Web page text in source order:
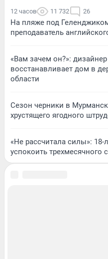
12 часов 11 732 26
На пляже под
преподаватель
«Вам зачем он?»:
восстанавливает дом в
области
Сезон черники в
хрустящего ягодного
«Не рассчитала силы»: 18-
успокоить трехмесячного